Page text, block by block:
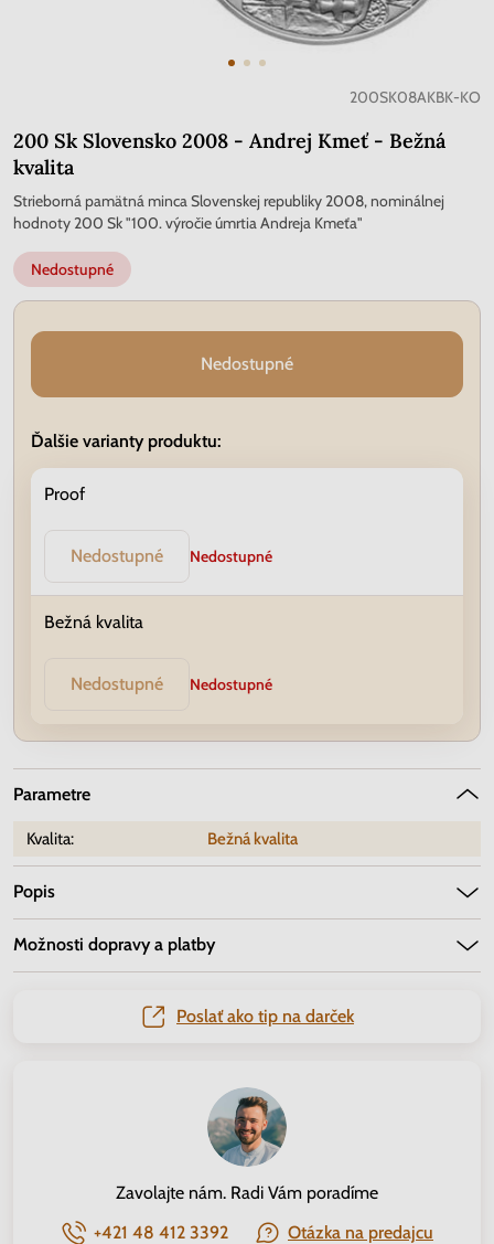
200SK08AKBK-KO
200 Sk Slovensko 2008 - Andrej Kmeť - Bežná
kvalita
Strieborná pamätná minca Slovenskej republiky 2008, nominálnej
hodnoty 200 Sk "100. výročie úmrtia Andreja Kmeťa"
Nedostupné
Nedostupné
Ďalšie varianty produktu:
Proof
Nedostupné Nedostupné
Bežná kvalita
Nedostupné Nedostupné
Parametre
Kvalita: Bežná kvalita
Popis
Možnosti dopravy a platby
Poslať ako tip na darček
Zavolajte nám. Radi Vám poradíme
+421 48 412 3392
Otázka na predajcu